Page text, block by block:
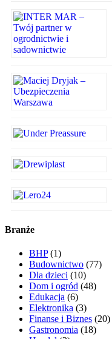
Branże
BHP(1)
Budownictwo (77)
Dla dzieci (10)
Dom i ogród (48)
Edukacja (6)
Elektronika (3)
Finanse i Biznes (20)
Gastronomia (18)